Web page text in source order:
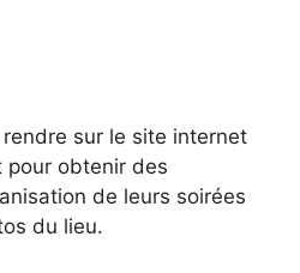
rendre sur le site internet
pour obtenir des
de leurs soirées
du lieu.